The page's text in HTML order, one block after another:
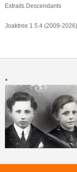
Extraits Descendants
Joaktree 1.5.4 (2009-2026)